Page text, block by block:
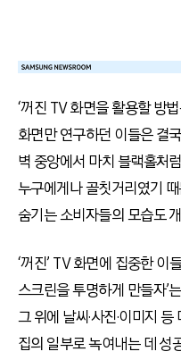
‘꺼진 TV 화면을 활용할 방
화면만 연구하던 이들은 결
벽 중앙에서 마치 블랙홀처
누구에게나 골칫거리였기
숨기는 소비자들의 모습도
‘꺼진’ TV 화면에 집중한 이
스크린을 투명하게 만들자’
그 위에 날씨·사진·이미지
집의 일부로 녹여내는 데 성